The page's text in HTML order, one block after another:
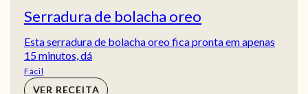
Serradura de bolacha oreo
Esta serradura de bolacha oreo fica pronta em apenas
15 minutos, dá
Fácil
VER RECEITA